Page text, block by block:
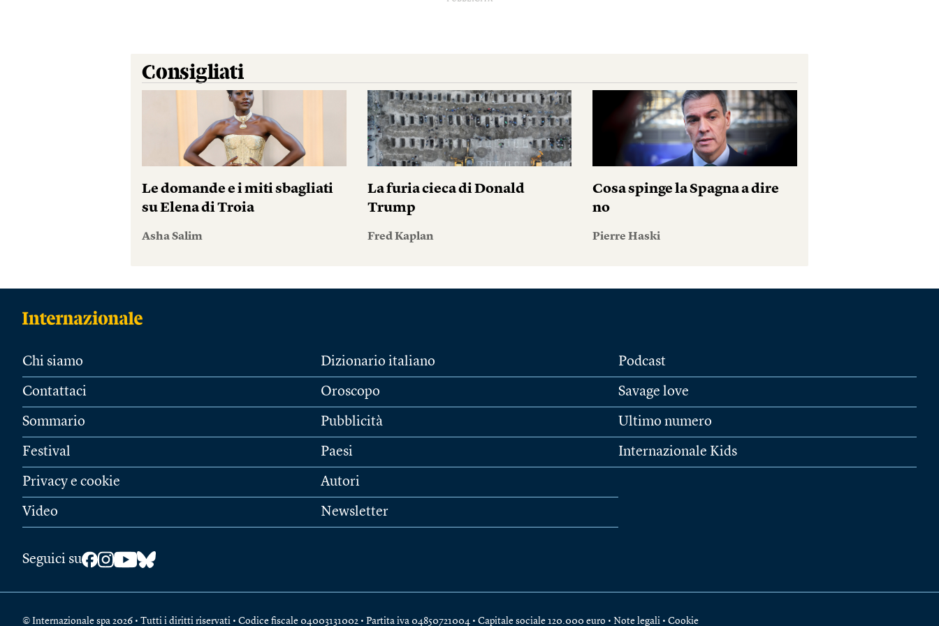
Consigliati
Le domande e i miti sbagliati
su Elena di Troia
Asha Salim
La furia cieca di Donald
Trump
Fred Kaplan
Cosa spinge la Spagna a dire
no
Pierre Haski
Chi siamo
Contattaci
Sommario
Festival
Privacy e cookie
Video
Dizionario italiano
Oroscopo
Pubblicità
Paesi
Autori
Newsletter
Podcast
Savage love
Ultimo numero
Internazionale Kids
Seguici su
© Internazionale spa 2026 • Tutti i diritti riservati • Codice fiscale 04003131002 • Partita iva 04850721004 • Capitale sociale 120.000 euro • Note legali • Cookie